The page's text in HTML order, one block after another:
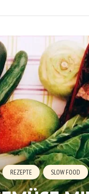
REZEPTE SLOW FOOD